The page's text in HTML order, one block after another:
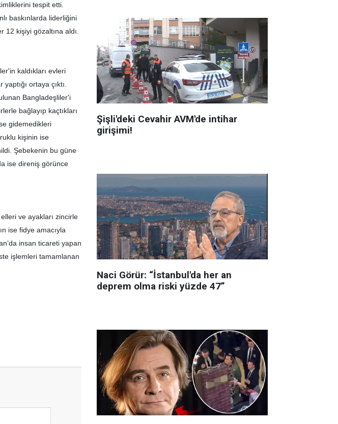
tespit etti.
baskınlarda liderliğini
12 kişiyi gözaltına aldı.
kaldıkları evleri
ortaya çıktı.
Bangladeşliler'i
bağlayıp kaçtıkları
gidemedikleri
kişinin ise
Şebekenin bu güne
ise direniş görünce
ve ayakları zincirle
ise fidye amacıyla
insan ticareti yapan
işlemleri tamamlanan
Şişli'deki Cevahir AVM'de intihar
girişimi!
Naci Görür: “İstanbul'da her an
deprem olma riski yüzde 47”